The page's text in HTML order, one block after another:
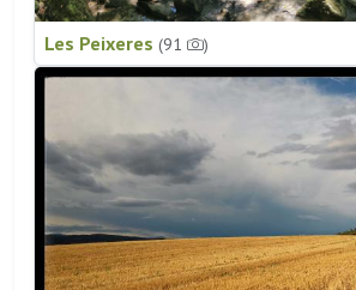
Les Peixeres (91 )